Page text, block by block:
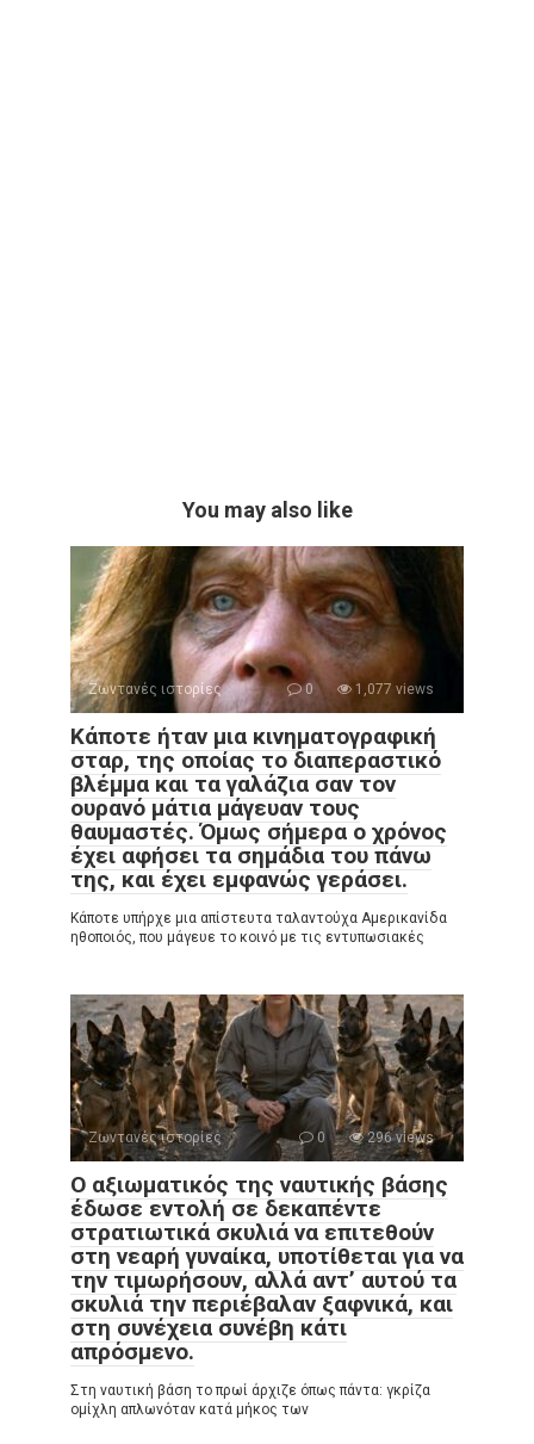
You may also like
Ζωντανές ιστορίες 0 1,077 views
Κάποτε ήταν μια κινηματογραφική
σταρ, της οποίας το διαπεραστικό
βλέμμα και τα γαλάζια σαν τον
ουρανό μάτια μάγευαν τους
θαυμαστές. Όμως σήμερα ο χρόνος
έχει αφήσει τα σημάδια του πάνω
της, και έχει εμφανώς γεράσει.
Κάποτε υπήρχε μια απίστευτα ταλαντούχα Αμερικανίδα
ηθοποιός, που μάγευε το κοινό με τις εντυπωσιακές
Ζωντανές ιστορίες 0 296 views
Ο αξιωματικός της ναυτικής βάσης
έδωσε εντολή σε δεκαπέντε
στρατιωτικά σκυλιά να επιτεθούν
στη νεαρή γυναίκα, υποτίθεται για να
την τιμωρήσουν, αλλά αντ’ αυτού τα
σκυλιά την περιέβαλαν ξαφνικά, και
στη συνέχεια συνέβη κάτι
απρόσμενο.
Στη ναυτική βάση το πρωί άρχιζε όπως πάντα: γκρίζα
ομίχλη απλωνόταν κατά μήκος των